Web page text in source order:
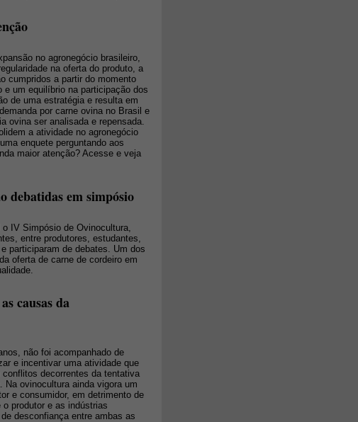
no agronegócio brasileiro,
na oferta do produto, a
cumpridos a partir do momento
um equilíbrio na participação dos
de uma estratégia e resulta em
por carne ovina no Brasil e
ovina ser analisada e repensada.
a atividade no agronegócio
enquete perguntando aos
maior atenção? Acesse e veja
debatidas em simpósio
IV Simpósio de Ovinocultura,
entre produtores, estudantes,
participaram de debates. Um dos
oferta de carne de cordeiro em
causas da
não foi acompanhado de
e incentivar uma atividade que
decorrentes da tentativa
ovinocultura ainda vigora um
e consumidor, em detrimento de
produtor e as indústrias
desconfiança entre ambas as